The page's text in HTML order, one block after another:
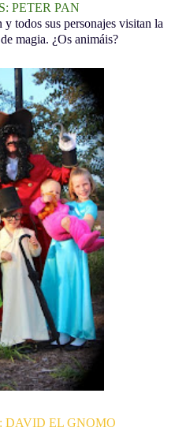
PETER PAN
todos sus personajes visitan la
magia. ¿Os animáis?
DAVID EL GNOMO